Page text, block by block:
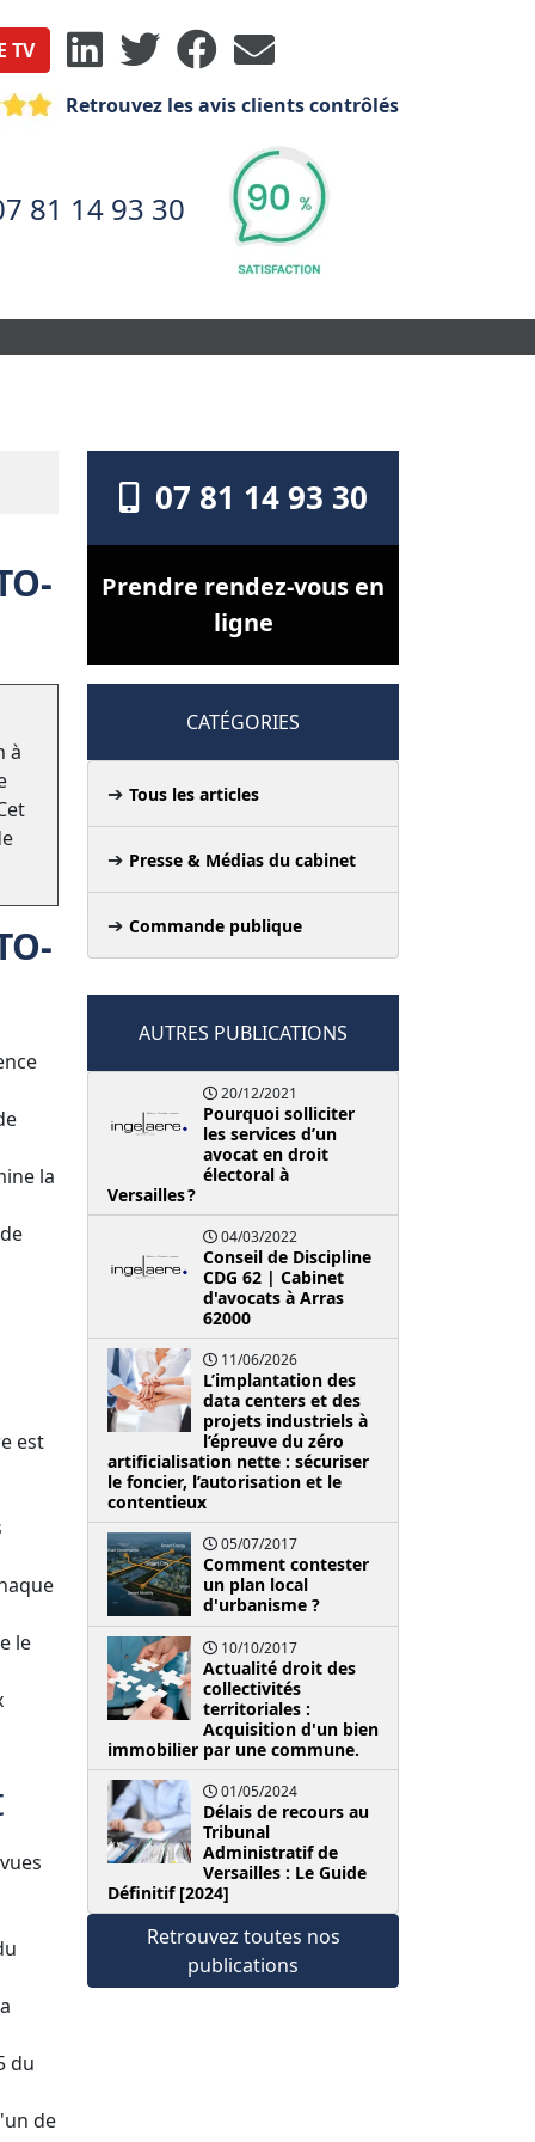
TV
Retrouvez les avis clients contrôlés
81 14 93 30
à
la
est
le
du
de
07 81 14 93 30
Prendre rendez-vous en
ligne
CATÉGORIES
Tous les articles
Presse & Médias du cabinet
Commande publique
AUTRES PUBLICATIONS
20/12/2021
Pourquoi solliciter
les services d’un
avocat en droit
électoral à
Versailles ?
04/03/2022
Conseil de Discipline
CDG 62 | Cabinet
d'avocats à Arras
62000
11/06/2026
L’implantation des
data centers et des
projets industriels à
l’épreuve du zéro
artificialisation nette : sécuriser
le foncier, l’autorisation et le
contentieux
05/07/2017
Comment contester
un plan local
d'urbanisme ?
10/10/2017
Actualité droit des
collectivités
territoriales :
Acquisition d'un bien
immobilier par une commune.
01/05/2024
Délais de recours au
Tribunal
Administratif de
Versailles : Le Guide
Définitif [2024]
Retrouvez toutes nos
publications